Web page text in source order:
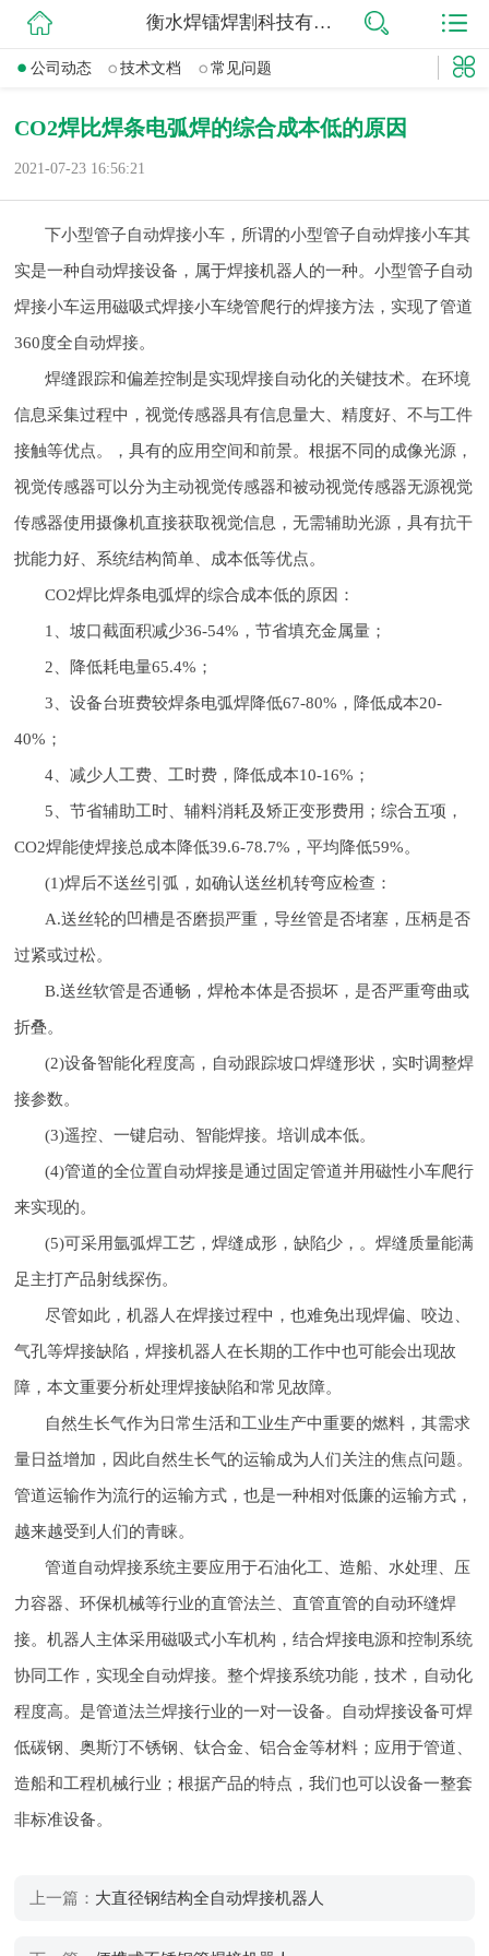
网站首页
公司动态
衡水焊镭焊割科技有限公司
公司动态 技术文档 常见问题
CO2焊比焊条电弧焊的综合成本低的原因
2021-07-23 16:56:21
下小型管子自动焊接小车，所谓的小型管子自动焊接小车其
实是一种自动焊接设备，属于焊接机器人的一种。小型管子自动
焊接小车运用磁吸式焊接小车绕管爬行的焊接方法，实现了管道
360度全自动焊接。
焊缝跟踪和偏差控制是实现焊接自动化的关键技术。在环境
信息采集过程中，视觉传感器具有信息量大、精度好、不与工件
接触等优点。，具有的应用空间和前景。根据不同的成像光源，
视觉传感器可以分为主动视觉传感器和被动视觉传感器无源视觉
传感器使用摄像机直接获取视觉信息，无需辅助光源，具有抗干
扰能力好、系统结构简单、成本低等优点。
CO2焊比焊条电弧焊的综合成本低的原因：
1、坡口截面积减少36-54%，节省填充金属量；
2、降低耗电量65.4%；
3、设备台班费较焊条电弧焊降低67-80%，降低成本20-
40%；
4、减少人工费、工时费，降低成本10-16%；
5、节省辅助工时、辅料消耗及矫正变形费用；综合五项，
CO2焊能使焊接总成本降低39.6-78.7%，平均降低59%。
(1)焊后不送丝引弧，如确认送丝机转弯应检查：
A.送丝轮的凹槽是否磨损严重，导丝管是否堵塞，压柄是否
过紧或过松。
B.送丝软管是否通畅，焊枪本体是否损坏，是否严重弯曲或
折叠。
(2)设备智能化程度高，自动跟踪坡口焊缝形状，实时调整焊
接参数。
(3)遥控、一键启动、智能焊接。培训成本低。
(4)管道的全位置自动焊接是通过固定管道并用磁性小车爬行
来实现的。
(5)可采用氩弧焊工艺，焊缝成形，缺陷少，。焊缝质量能满
足主打产品射线探伤。
尽管如此，机器人在焊接过程中，也难免出现焊偏、咬边、
气孔等焊接缺陷，焊接机器人在长期的工作中也可能会出现故
障，本文重要分析处理焊接缺陷和常见故障。
自然生长气作为日常生活和工业生产中重要的燃料，其需求
量日益增加，因此自然生长气的运输成为人们关注的焦点问题。
管道运输作为流行的运输方式，也是一种相对低廉的运输方式，
越来越受到人们的青睐。
管道自动焊接系统主要应用于石油化工、造船、水处理、压
力容器、环保机械等行业的直管法兰、直管直管的自动环缝焊
接。机器人主体采用磁吸式小车机构，结合焊接电源和控制系统
协同工作，实现全自动焊接。整个焊接系统功能，技术，自动化
程度高。是管道法兰焊接行业的一对一设备。自动焊接设备可焊
低碳钢、奥斯汀不锈钢、钛合金、铝合金等材料；应用于管道、
造船和工程机械行业；根据产品的特点，我们也可以设备一整套
非标准设备。
上一篇： 大直径钢结构全自动焊接机器人